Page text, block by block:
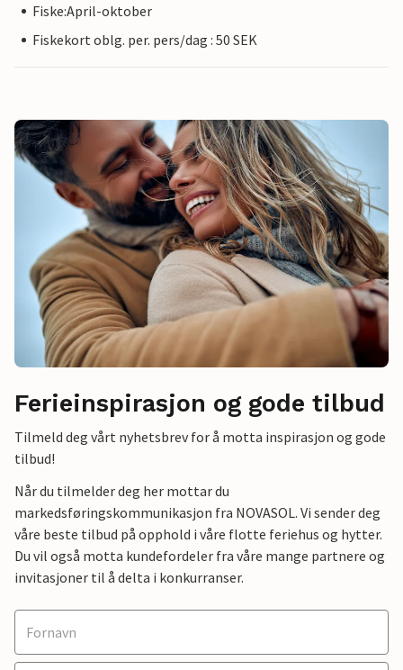
Fiske:April-oktober
Fiskekort oblg. per. pers/dag : 50 SEK
Ferieinspirasjon og gode tilbud
Tilmeld deg vårt nyhetsbrev for å motta inspirasjon og gode
tilbud!
Når du tilmelder deg her mottar du
markedsføringskommunikasjon fra NOVASOL. Vi sender deg
våre beste tilbud på opphold i våre flotte feriehus og hytter.
Du vil også motta kundefordeler fra våre mange partnere og
invitasjoner til å delta i konkurranser.